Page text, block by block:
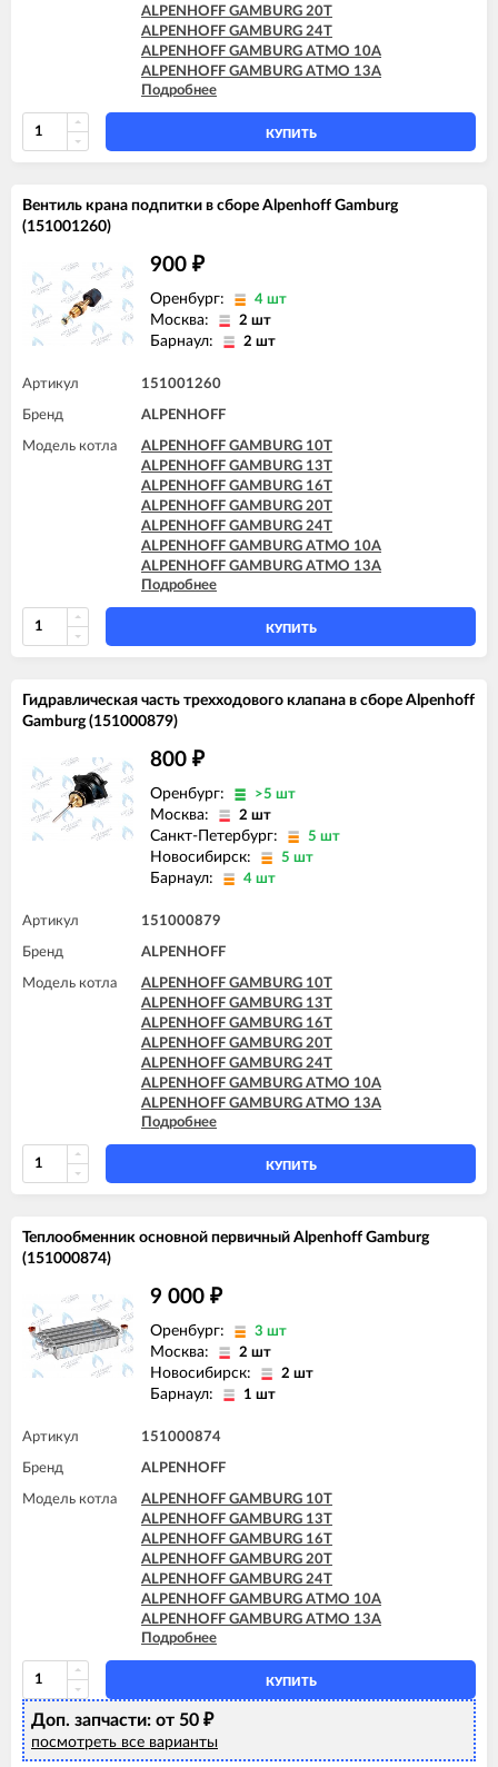
ALPENHOFF GAMBURG 20T
ALPENHOFF GAMBURG 24T
ALPENHOFF GAMBURG ATMO 10A
ALPENHOFF GAMBURG ATMO 13A
ALPENHOFF GAMBURG ATMO 16A
ALPENHOFF GAMBURG ATMO 20A
ALPENHOFF GAMBURG ATMO 24A
Подробнее
КУПИТЬ
Вентиль крана подпитки в сборе Alpenhoff Gamburg
(151001260)
900 ₽
Оренбург: 4 шт
Москва: 2 шт
Барнаул: 2 шт
Артикул 151001260
Бренд ALPENHOFF
Модель котла
ALPENHOFF GAMBURG 10T
ALPENHOFF GAMBURG 13T
ALPENHOFF GAMBURG 16T
ALPENHOFF GAMBURG 20T
ALPENHOFF GAMBURG 24T
ALPENHOFF GAMBURG ATMO 10A
ALPENHOFF GAMBURG ATMO 13A
ALPENHOFF GAMBURG ATMO 16A
ALPENHOFF GAMBURG ATMO 20A
ALPENHOFF GAMBURG ATMO 24A
Подробнее
КУПИТЬ
Гидравлическая часть трехходового клапана в сборе Alpenhoff
Gamburg (151000879)
800 ₽
Оренбург: >5 шт
Москва: 2 шт
Санкт-Петербург: 5 шт
Новосибирск: 5 шт
Барнаул: 4 шт
Артикул 151000879
Бренд ALPENHOFF
Модель котла
ALPENHOFF GAMBURG 10T
ALPENHOFF GAMBURG 13T
ALPENHOFF GAMBURG 16T
ALPENHOFF GAMBURG 20T
ALPENHOFF GAMBURG 24T
ALPENHOFF GAMBURG ATMO 10A
ALPENHOFF GAMBURG ATMO 13A
ALPENHOFF GAMBURG ATMO 16A
ALPENHOFF GAMBURG ATMO 20A
ALPENHOFF GAMBURG ATMO 24A
Подробнее
КУПИТЬ
Теплообменник основной первичный Alpenhoff Gamburg
(151000874)
9 000 ₽
Оренбург: 3 шт
Москва: 2 шт
Новосибирск: 2 шт
Барнаул: 1 шт
Артикул 151000874
Бренд ALPENHOFF
Модель котла
ALPENHOFF GAMBURG 10T
ALPENHOFF GAMBURG 13T
ALPENHOFF GAMBURG 16T
ALPENHOFF GAMBURG 20T
ALPENHOFF GAMBURG 24T
ALPENHOFF GAMBURG ATMO 10A
ALPENHOFF GAMBURG ATMO 13A
ALPENHOFF GAMBURG ATMO 16A
ALPENHOFF GAMBURG ATMO 20A
ALPENHOFF GAMBURG ATMO 24A
Подробнее
КУПИТЬ
Доп. запчасти: от 50 ₽
посмотреть все варианты